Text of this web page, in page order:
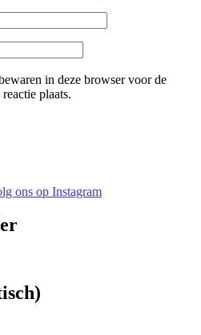
in deze browser voor de
plaats.